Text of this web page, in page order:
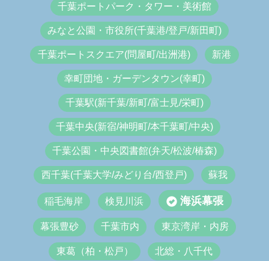
千葉ポートパーク・タワー・美術館
みなと公園・市役所(千葉港/登戸/新田町)
千葉ポートスクエア(問屋町/出洲港) 新港
幸町団地・ガーデンタウン(幸町)
千葉駅(新千葉/新町/富士見/栄町)
千葉中央(新宿/神明町/本千葉町/中央)
千葉公園・中央図書館(弁天/松波/椿森)
西千葉(千葉大学/みどり台/西登戸) 蘇我
稲毛海岸 検見川浜 海浜幕張
幕張豊砂 千葉市内 東京湾岸・内房
東葛（柏・松戸） 北総・八千代